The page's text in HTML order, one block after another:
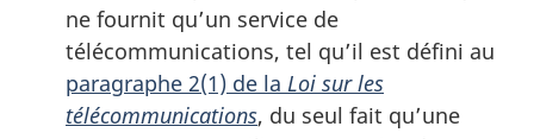
ne fournit qu’un service de
télécommunications, tel qu’il est défini au
paragraphe 2(1) de la Loi sur les
télécommunications, du seul fait qu’une